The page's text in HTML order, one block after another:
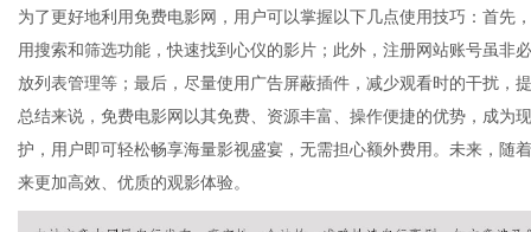
为了更好地利用免费电影网，用户可以掌握以下几点使用技巧：首先
用搜索和筛选功能，快速找到心仪的影片；此外，注册网站账号虽非
放列表管理等；最后，尽量使用广告屏蔽插件，减少观看时的干扰，
总结来说，免费电影网以其免费、资源丰富、操作便捷的优势，成为
护，用户即可轻松畅享海量影视盛宴，无需担心额外费用。未来，随
来更加高效、优质的观影体验。